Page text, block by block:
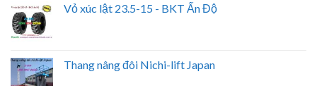
Vỏ xúc lật 23.5-15 - BKT Ấn Độ
Thang nâng đôi Nichi-lift Japan